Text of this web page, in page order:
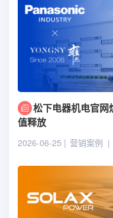
松下电器机电官网
值释放
2026-06-25 营销案例